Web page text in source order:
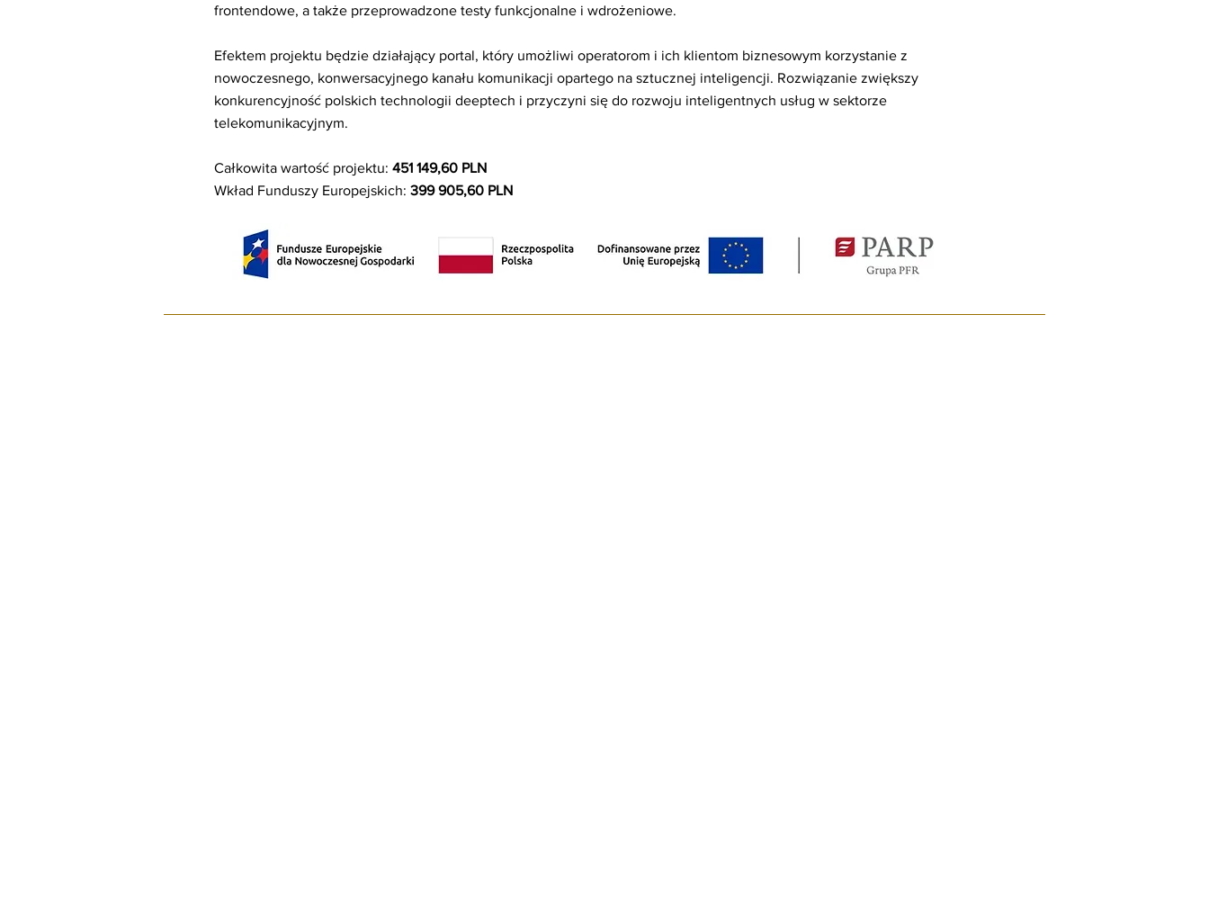
frontendowe, a także przeprowadzone testy funkcjonalne i wdrożeniowe.
Efektem projektu będzie działający portal, który umożliwi operatorom i ich klientom biznesowym korzystanie z
nowoczesnego, konwersacyjnego kanału komunikacji opartego na sztucznej inteligencji. Rozwiązanie zwiększy
konkurencyjność polskich technologii deeptech i przyczyni się do rozwoju inteligentnych usług w sektorze
telekomunikacyjnym.
Całkowita wartość projektu: 451 149,60 PLN
Wkład Funduszy Europejskich: 399 905,60 PLN